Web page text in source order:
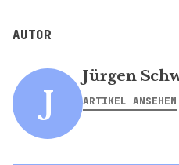
AUTOR
J
Jürgen
ARTIKEL ANSEHEN